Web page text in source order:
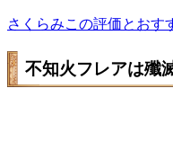
さくらみこの評価とおす
不知火フレアは殲